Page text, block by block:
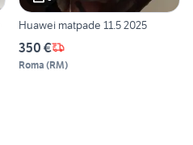
Huawei matpade 11.5 2025
350 €
Roma (RM)